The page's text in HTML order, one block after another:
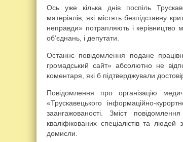
Ось уже кілька днів поспіль
матеріалів, які містять безпідставну
неправди» потрапляють і керівництво
об’єднань, і депутати.
Останнє повідомлення подане
громадський сайт» абсолютно не
коментаря, які б підтверджували
Повідомлення про організацію
«Трускавецького інформаційно-
заангажованості. Зміст
кваліфікованих спеціалістів та
домисли.